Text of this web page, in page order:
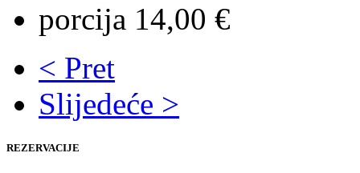
porcija 14,00 €
< Pret
Slijedeće >
REZERVACIJE